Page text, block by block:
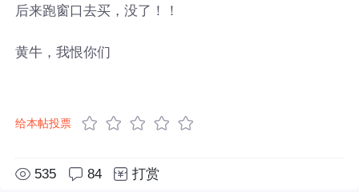
后来跑窗口去买，没了！！
黄牛，我恨你们
给本帖投票
535 84 打赏